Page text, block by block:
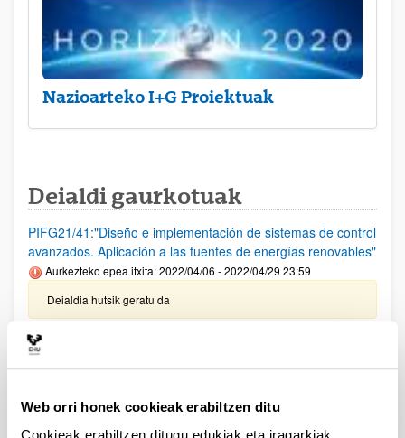
Web orri honek cookieak erabiltzen ditu
Nazioarteko I+G Proiektuak
Deialdi gaurkotuak
PIFG21/41:"Diseño e implementación de sistemas de control
avanzados. Aplicación a las fuentes de energías renovables"
Aurkezteko epea itxita: 2022/04/06 - 2022/04/29 23:59
Deialdia hutsik geratu da
PIFG21/40: “Comunicaciones inalámbricas aplicadas al
control avanzado”
Deialdia hutsik geratu da